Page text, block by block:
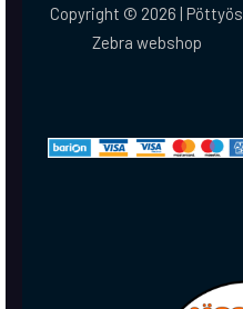
Copyright © 2026 | Pöttyös
Zebra webshop